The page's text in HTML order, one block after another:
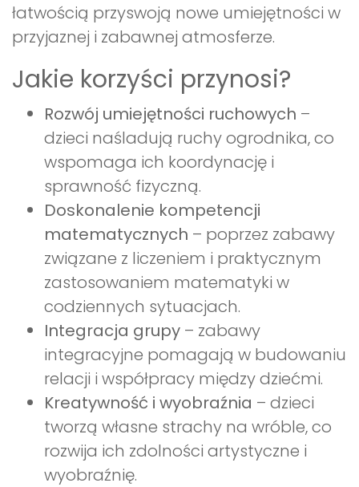
łatwością przyswoją nowe umiejętności w
przyjaznej i zabawnej atmosferze.
Jakie korzyści przynosi?
Rozwój umiejętności ruchowych –
dzieci naśladują ruchy ogrodnika, co
wspomaga ich koordynację i
sprawność fizyczną.
Doskonalenie kompetencji
matematycznych – poprzez zabawy
związane z liczeniem i praktycznym
zastosowaniem matematyki w
codziennych sytuacjach.
Integracja grupy – zabawy
integracyjne pomagają w budowaniu
relacji i współpracy między dziećmi.
Kreatywność i wyobraźnia – dzieci
tworzą własne strachy na wróble, co
rozwija ich zdolności artystyczne i
wyobraźnię.